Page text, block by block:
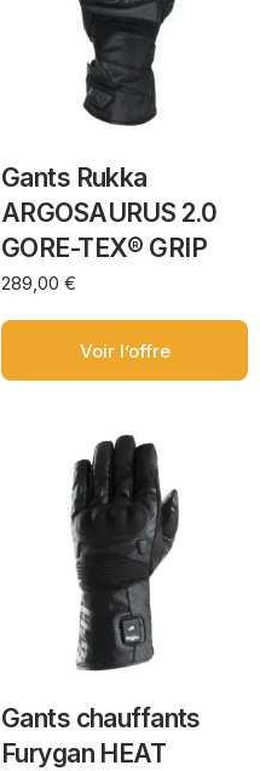
Gants Rukka
ARGOSAURUS 2.0
GORE-TEX® GRIP
289,00 €
Voir l’offre
Gants chauffants
Furygan HEAT